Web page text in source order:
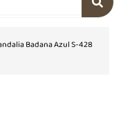
Badana Azul S-428